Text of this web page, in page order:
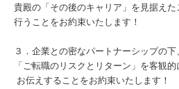
貴殿の「その後のキャリア」を見据えた
行うことをお約束いたします！
３．企業との密なパートナーシップの下
「ご転職のリスクとリターン」を客観的
お伝えすることをお約束いたします！